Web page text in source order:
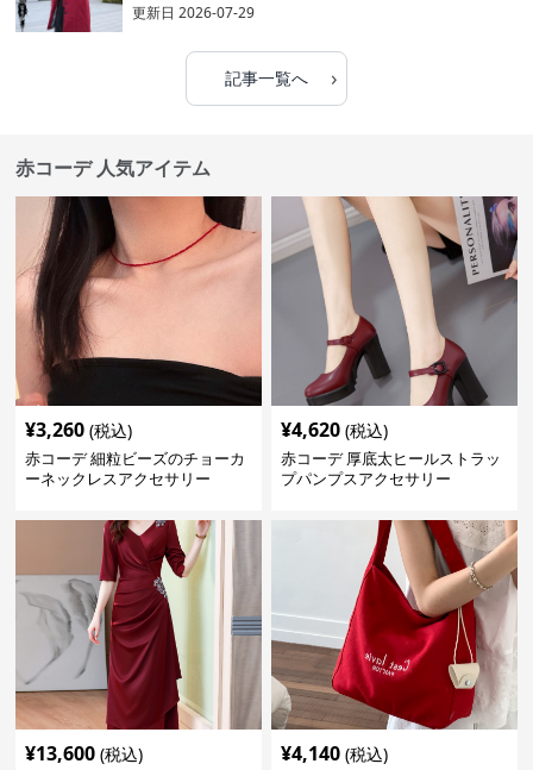
更新日2026-07-29
記事一覧へ ›
赤コーデ 人気アイテム
¥3,260 (税込)
赤コーデ 細粒ビーズのチョーカ
ーネックレスアクセサリー
¥4,620 (税込)
赤コーデ 厚底太ヒールストラッ
プパンプスアクセサリー
¥13,600 (税込) ¥4,140 (税込)